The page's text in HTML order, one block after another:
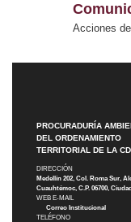
Acciones
PROCURADURÍA
DEL ORDENAMIENTO
TERRITORIAL DE LA
DIRECCIÓN
Medellín 202, Col. Roma Sur,
Cuauhtémoc, C.P. 06700,
WEB E-MAIL
Correo Institucional
TELÉFONO